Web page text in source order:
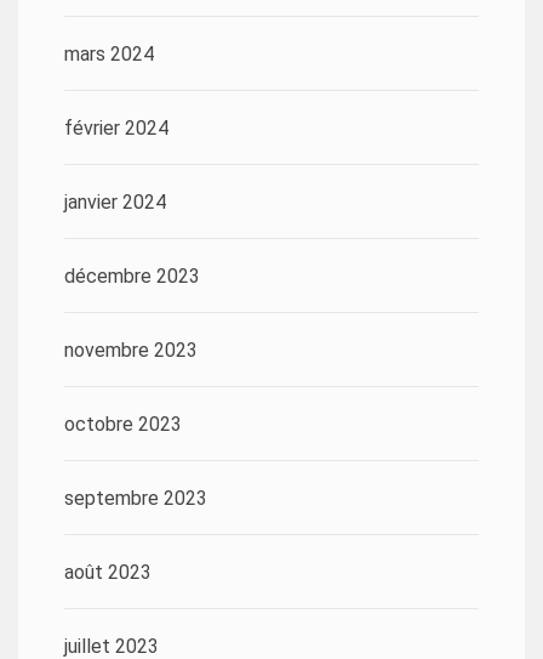
mars 2024
février 2024
janvier 2024
décembre 2023
novembre 2023
octobre 2023
septembre 2023
août 2023
juillet 2023